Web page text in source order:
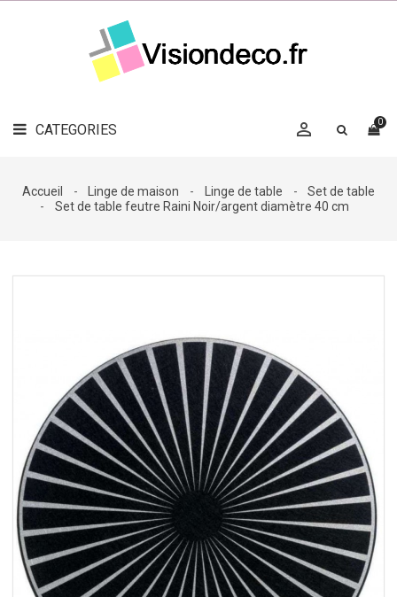
CATEGORIES 0

LE
MAG
DÉCO

DÉCO
Accueil Linge de maison Linge de table
Set de table
Set de table feutre Raini Noir/argent diamètre 40 cm